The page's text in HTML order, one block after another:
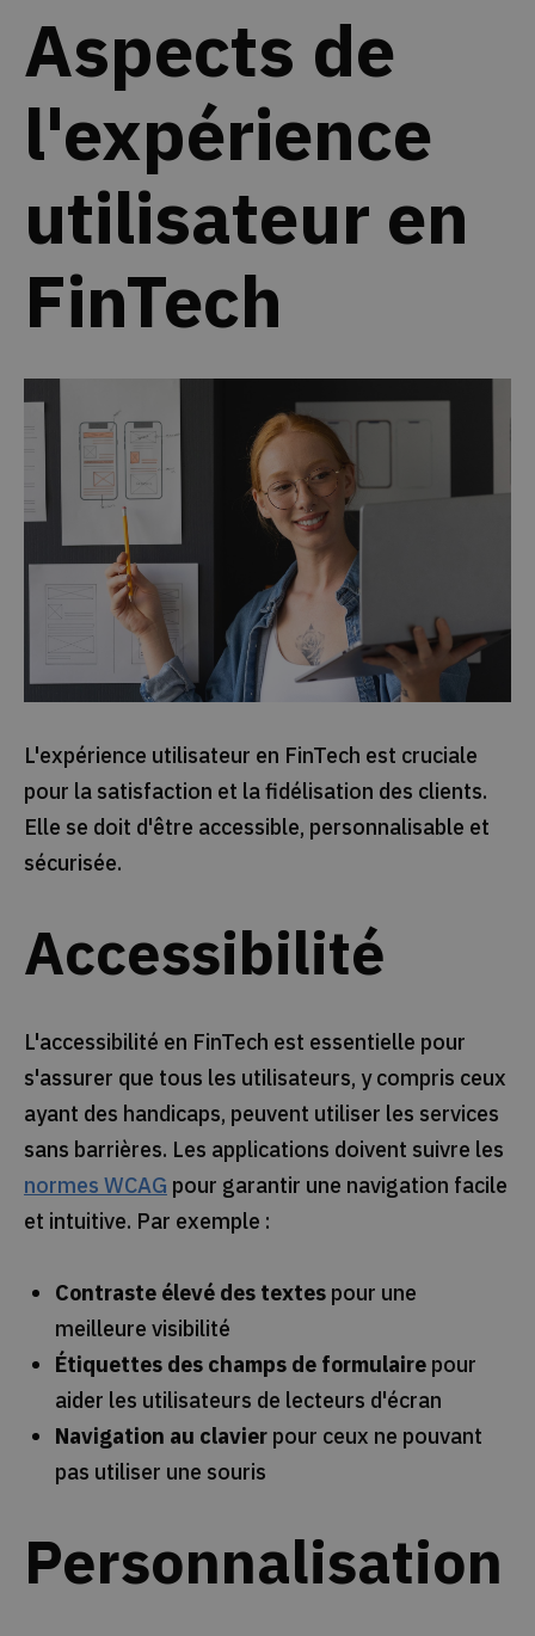
Aspects de
l'expérience
utilisateur en
FinTech
L'expérience utilisateur en FinTech est cruciale
pour la satisfaction et la fidélisation des clients.
Elle se doit d'être accessible, personnalisable et
sécurisée.
Accessibilité
L'accessibilité en FinTech est essentielle pour
s'assurer que tous les utilisateurs, y compris ceux
ayant des handicaps, peuvent utiliser les services
sans barrières. Les applications doivent suivre les
normes WCAG pour garantir une navigation facile
et intuitive. Par exemple :
Contraste élevé des textespour une
meilleure visibilité
Étiquettes des champs de formulairepour
aider les utilisateurs de lecteurs d'écran
Navigation au clavierpour ceux ne pouvant
pas utiliser une souris
Personnalisation